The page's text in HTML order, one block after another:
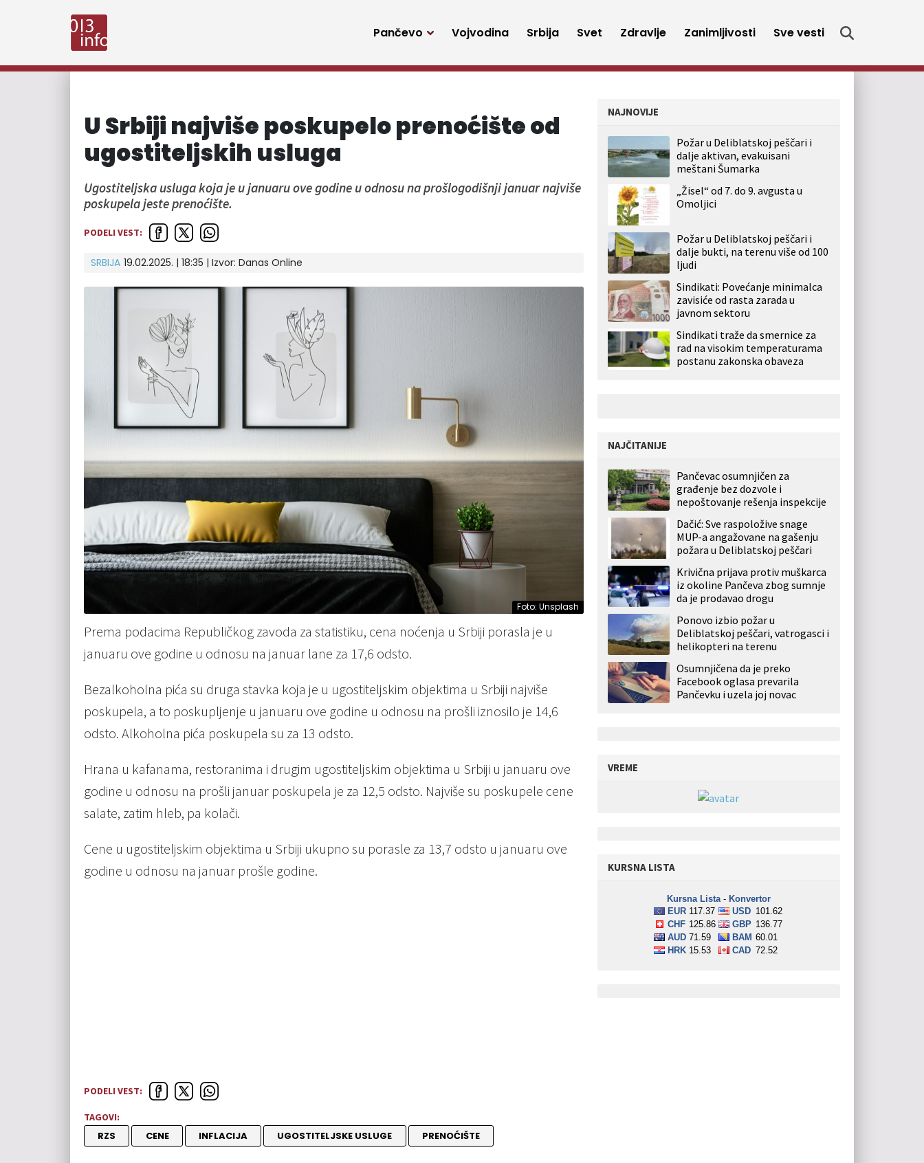
Pančevo Vojvodina Srbija Svet Zdravlje Zanimljivosti Sve vesti
U Srbiji najviše poskupelo prenoćište od
ugostiteljskih usluga
Ugostiteljska usluga koja je u januaru ove godine u odnosu na prošlogodišnji januar najviše
poskupela jeste prenoćište.
PODELI VEST:
SRBIJA 19.02.2025. | 18:35 | Izvor: Danas Online
Foto: Unsplash
Prema podacima Republičkog zavoda za statistiku, cena noćenja u Srbiji porasla je u
januaru ove godine u odnosu na januar lane za 17,6 odsto.
Bezalkoholna pića su druga stavka koja je u ugostiteljskim objektima u Srbiji najviše
poskupela, a to poskupljenje u januaru ove godine u odnosu na prošli iznosilo je 14,6
odsto. Alkoholna pića poskupela su za 13 odsto.
Hrana u kafanama, restoranima i drugim ugostiteljskim objektima u Srbiji u januaru ove
godine u odnosu na prošli januar poskupela je za 12,5 odsto. Najviše su poskupele cene
salate, zatim hleb, pa kolači.
Cene u ugostiteljskim objektima u Srbiji ukupno su porasle za 13,7 odsto u januaru ove
godine u odnosu na januar prošle godine.
PODELI VEST:
TAGOVI:
RZS CENE INFLACIJA UGOSTITELJSKE USLUGE PRENOĆIŠTE
NAJNOVIJE
Požar u Deliblatskoj peščari i
dalje aktivan, evakuisani
meštani Šumarka
„Žisel“ od 7. do 9. avgusta u
Omoljici
Požar u Deliblatskoj peščari i
dalje bukti, na terenu više od 100
ljudi
Sindikati: Povećanje minimalca
zavisiće od rasta zarada u
javnom sektoru
Sindikati traže da smernice za
rad na visokim temperaturama
postanu zakonska obaveza
NAJČITANIJE
Pančevac osumnjičen za
građenje bez dozvole i
nepoštovanje rešenja inspekcije
Dačić: Sve raspoložive snage
MUP-a angažovane na gašenju
požara u Deliblatskoj peščari
Krivična prijava protiv muškarca
iz okoline Pančeva zbog sumnje
da je prodavao drogu
Ponovo izbio požar u
Deliblatskoj peščari, vatrogasci i
helikopteri na terenu
Osumnjičena da je preko
Facebook oglasa prevarila
Pančevku i uzela joj novac
VREME
KURSNA LISTA